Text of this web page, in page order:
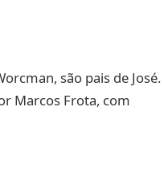
são pais de José.
Marcos Frota, com